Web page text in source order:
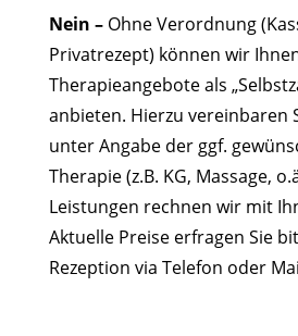
Nein – Ohne Verordnung
Privatrezept) können wir
Therapieangebote als
anbieten. Hierzu vereinbaren
unter Angabe der ggf.
Therapie (z.B. KG, Massage,
Leistungen rechnen wir mit
Aktuelle Preise erfragen Sie
Rezeption via Telefon oder